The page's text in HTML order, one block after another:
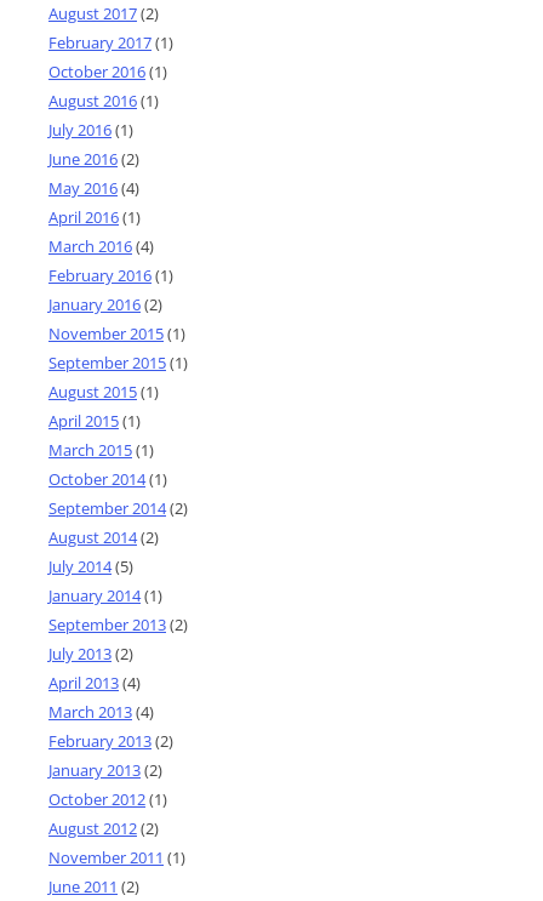
August 2017(2)
February 2017(1)
October 2016(1)
August 2016(1)
July 2016(1)
June 2016(2)
May 2016(4)
April 2016(1)
March 2016(4)
February 2016(1)
January 2016(2)
November 2015(1)
September 2015(1)
August 2015(1)
April 2015(1)
March 2015(1)
October 2014(1)
September 2014(2)
August 2014(2)
July 2014(5)
January 2014(1)
September 2013(2)
July 2013(2)
April 2013(4)
March 2013(4)
February 2013(2)
January 2013(2)
October 2012(1)
August 2012(2)
November 2011 (1)
June 2011 (2)